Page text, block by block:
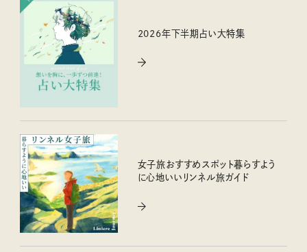
2026年下半期占い大特集
女子旅おすすめスポット暮らすよう
に心地いいリンネル旅ガイド